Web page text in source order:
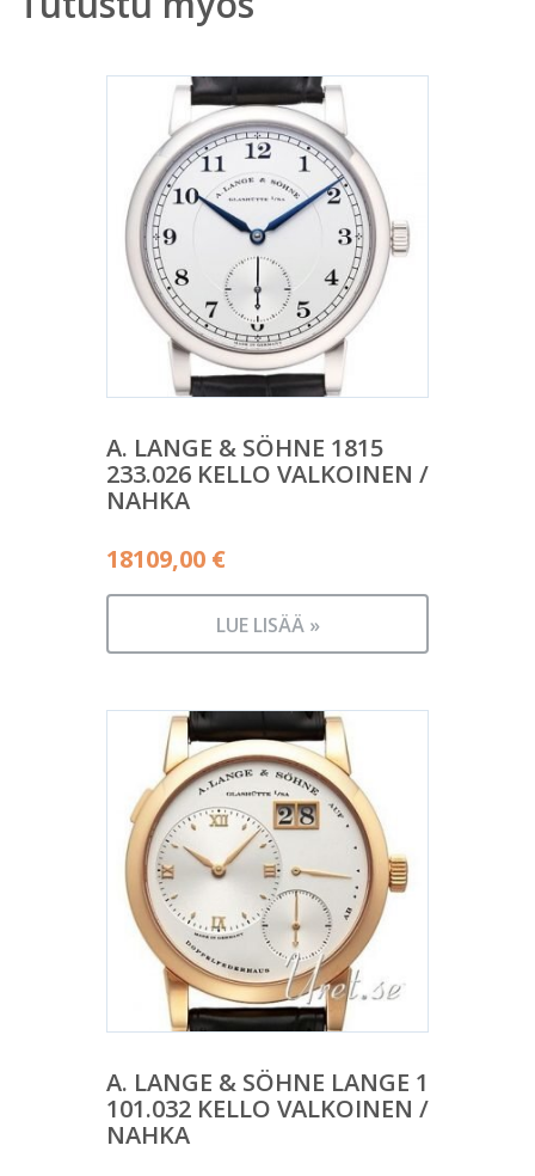
A. LANGE & SÖHNE 1815
233.026 KELLO VALKOINEN /
NAHKA
18109,00 €
LUE LISÄÄ »
A. LANGE & SÖHNE LANGE 1
101.032 KELLO VALKOINEN /
NAHKA